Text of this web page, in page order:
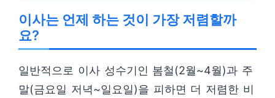
이사는 언제 하는 것이 가장 저렴할까
요?
일반적으로 이사 성수기인 봄철(2월~4월)과 주
말(금요일 저녁~일요일)을 피하면 더 저렴한 비